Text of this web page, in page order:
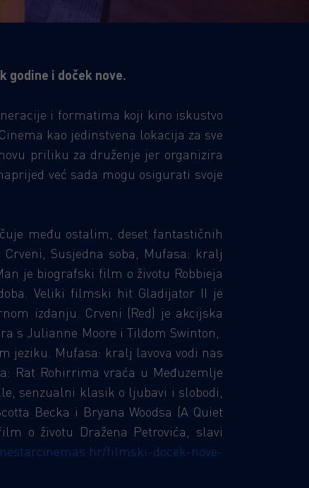
godine i doček nove.
i formatima koji kino iskustvo
kao jedinstvena lokacija za sve
priliku za druženje jer organizira
već sada mogu osigurati svoje
među ostalim, deset fantastičnih
Susjedna soba, Mufasa: kralj
je biografski film o životu Robbieja
Veliki filmski hit Gladijator II je
izdanju. Crveni (Red) je akcijska
s Julianne Moore i Tildom Swinton,
jeziku. Mufasa: kralj lavova vodi nas
Rat Rohirrima vraća u Međuzemlje
senzualni klasik o ljubavi i slobodi,
Becka i Bryana Woodsa (A Quiet
o životu Dražena Petrovića, slavi
filmski-docek-nove-